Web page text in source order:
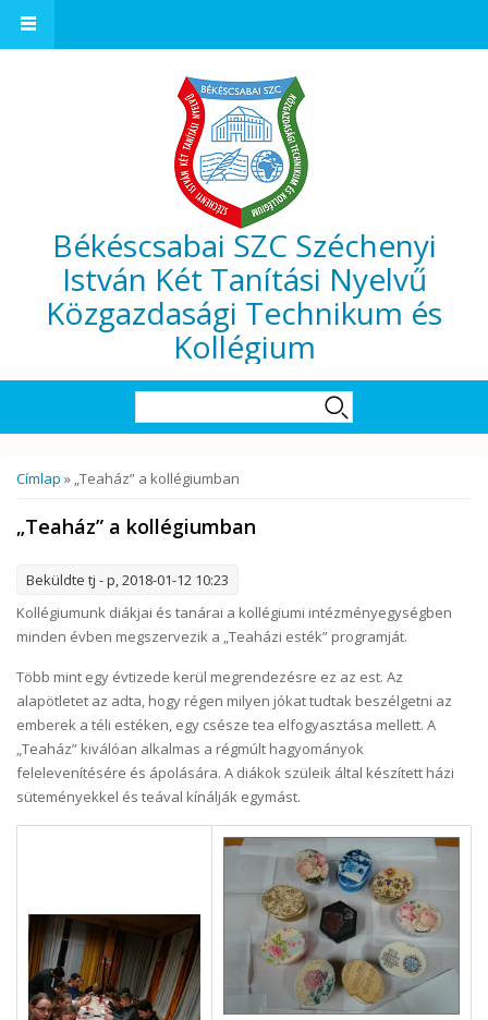
Békéscsabai SZC Széchenyi
István Két Tanítási Nyelvű
Közgazdasági Technikum és
Kollégium
Jelenlegi hely
Címlap » „Teaház” a kollégiumban
„Teaház” a kollégiumban
Beküldte tj - p, 2018-01-12 10:23
Kollégiumunk diákjai és tanárai a kollégiumi intézményegységben
minden évben megszervezik a „Teaházi esték” programját.
Több mint egy évtizede kerül megrendezésre ez az est. Az
alapötletet az adta, hogy régen milyen jókat tudtak beszélgetni az
emberek a téli estéken, egy csésze tea elfogyasztása mellett. A
„Teaház” kiválóan alkalmas a régmúlt hagyományok
felelevenítésére és ápolására. A diákok szüleik által készített házi
süteményekkel és teával kínálják egymást.